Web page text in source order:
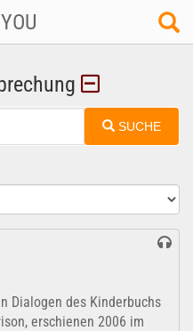
SUCHE
Dialogen des Kinderbuchs
erschienen 2006 im